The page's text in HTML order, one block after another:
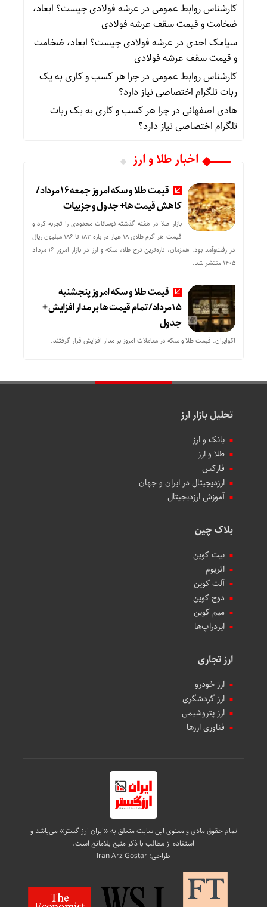
کارشناس روابط عمومیدر عرشه فولادی چیست؟ ابعاد،
ضخامت و قیمت سقف عرشه فولادی
سیامک احدیدر عرشه فولادی چیست؟ ابعاد، ضخامت
و قیمت سقف عرشه فولادی
کارشناس روابط عمومیدرچرا هر کسب‌ و کاری به یک
ربات تلگرام اختصاصی نیاز دارد؟
هادی اصفهانیدرچرا هر کسب‌ و کاری به یک ربات
تلگرام اختصاصی نیاز دارد؟
اخبار طلا و ارز
قیمت طلا و سکه امروز جمعه ۱۶ مرداد/
کاهش قیمت ها+ جدول و جزییات
بازار طلا در هفته گذشته نوسانات محدودی را تجربه کرد و
قیمت هر گرم طلای ۱۸ عیار در بازه ۱۸۳ تا ۱۸۶ میلیون ریال
در رفت‌وآمد بود. همزمان، تازه‌ترین نرخ طلا، سکه و ارز در بازار امروز ۱۶ مرداد
۱۴۰۵ منتشر شد.
قیمت طلا و سکه امروز پنجشنبه
15مرداد/ تمام قیمت ها بر مدار افزایش +
جدول
اکوایران: قیمت طلا و سکه در معاملات امروز بر مدار افزایش قرار گرفتند.
تحلیل بازار ارز
بانک و ارز
طلا و ارز
فارکس
ارزدیجیتال در ایران و جهان
آموزش ارزدیجیتال
بلاک چین
بیت کوین
اتریوم
آلت کوین
دوج کوین
میم کوین‌
ایردراپ‌ها
ارز تجاری
ارز خودرو
ارز گردشگری
ارز پتروشیمی
فناوری ارزها
تمام حقوق مادی و معنوی این سایت متعلق به «ایران ارز گستر» می‌باشد و
استفاده از مطالب با ذکر منبع بلامانع است.
طراحی:Iran Arz Gostar